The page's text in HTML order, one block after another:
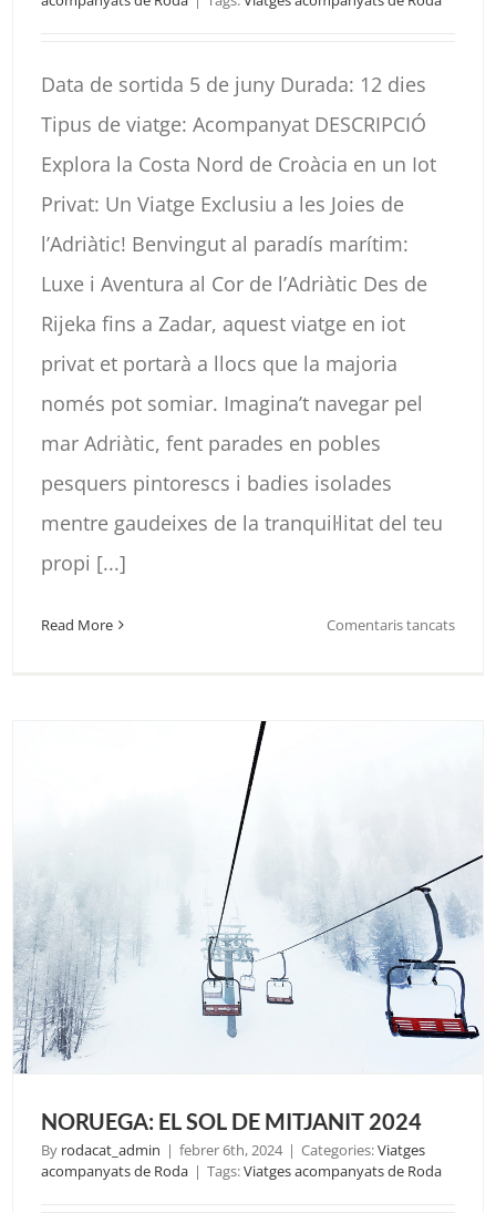
Data de sortida 5 de juny Durada: 12 dies
Tipus de viatge: Acompanyat DESCRIPCIÓ
Explora la Costa Nord de Croàcia en un Iot
Privat: Un Viatge Exclusiu a les Joies de
l’Adriàtic! Benvingut al paradís marítim:
Luxe i Aventura al Cor de l’Adriàtic Des de
Rijeka fins a Zadar, aquest viatge en iot
privat et portarà a llocs que la majoria
només pot somiar. Imagina’t navegar pel
mar Adriàtic, fent parades en pobles
pesquers pintorescs i badies isolades
mentre gaudeixes de la tranquil·litat del teu
propi [...]
Read More Comentaris tancatsa
NORUEGA: EL SOL DE MITJANIT 2024
By rodacat_admin | febrer 6th, 2024 | Categories:Viatges
acompanyats de Roda | Tags:Viatges acompanyats de Roda